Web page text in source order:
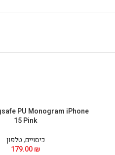
PU Monogram iPhone
15 Pink
כיסויים,טלפון
179.00₪